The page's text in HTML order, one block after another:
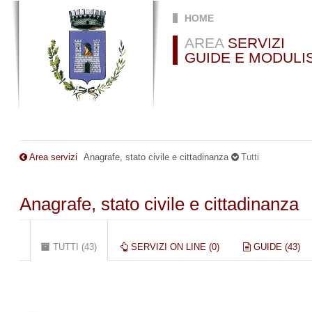
Salta al contenuto principale
HOME
AREASERVIZI
GUIDE E
Area servizi Anagrafe, stato civile e cittadinanza Tutti
Anagrafe, stato civile e cittadinanza
Schede primarie
TUTTI (43) (SCHEDA
ATTIVA)
SERVIZI ON LINE (0) GUIDE (43)